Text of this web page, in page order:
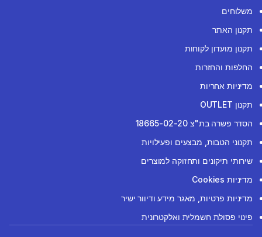
משלוחים
תקנון האתר
תקנון מועדון לקוחות
החלפות והחזרות
מדיניות אחריות
תקנון OUTLET
הסדר פשרה בת"צ 18665-02-20
תקנוני הטבות, מבצעים ופעילויות
שירותי תיקונים ותחזוקה למוצרים
מדיניות Cookies
מדיניות פרטיות, מאגר מידע ודיוור ישיר
פינוי פסולת חשמלית ואלקטרונית